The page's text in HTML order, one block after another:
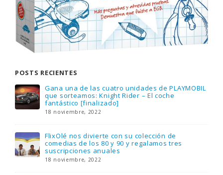
POSTS RECIENTES
Gana una de las cuatro unidades de PLAYMOBIL
que sorteamos: Knight Rider – El coche
fantástico [finalizado]
18 noviembre, 2022
FlixOlé nos divierte con su colección de
comedias de los 80 y 90 y regalamos tres
suscripciones anuales
18 noviembre, 2022